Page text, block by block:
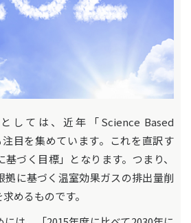
しては、近年「Science Based
目を集めています。これを直訳す
づく目標」となります。つまり、
拠に基づく温室効果ガスの排出量削
めるものです。